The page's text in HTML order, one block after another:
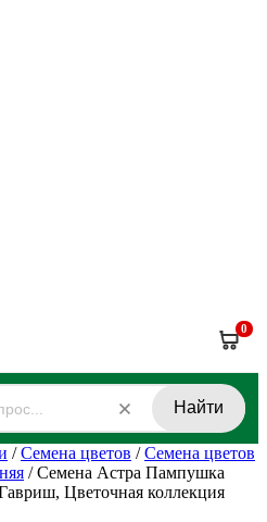
0
Найти
/Семена цветов /Семена цветов
/Семена Астра Пампушка
Цветочная коллекция